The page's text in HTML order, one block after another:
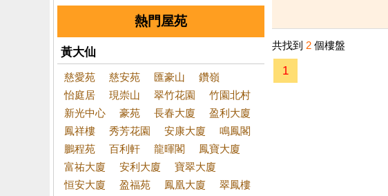
熱門屋苑
黃大仙
慈愛苑 慈安苑 匯豪山
鑽嶺
怡庭居
現崇山 翠竹花園
竹園北村
新光中心
豪苑 長春大廈
盈利大廈
鳳祥樓
秀芳花園 安康大廈
鳴鳳閣
鵬程苑
百利軒 龍暉閣
鳳寶大廈
富祐大廈
安利大廈
寶翠大廈
恒安大廈
盈福苑 鳳凰大廈
翠鳳樓
共找到 2 個樓盤
1